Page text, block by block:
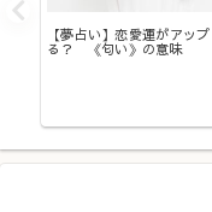
【夢占い】恋愛運がアッ
る？ 《匂い》の意味